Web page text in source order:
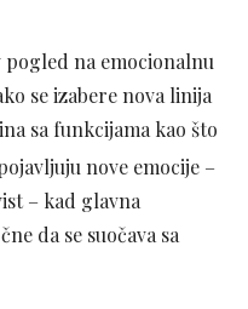
na emocionalnu
se izabere nova linija
sa funkcijama kao što
nove emocije –
– kad glavna
da se suočava sa